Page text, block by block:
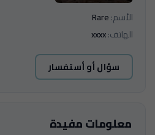
الأسم:Rare
الهاتف:xxxx
سؤال أو أستفسار
معلومات مفيدة